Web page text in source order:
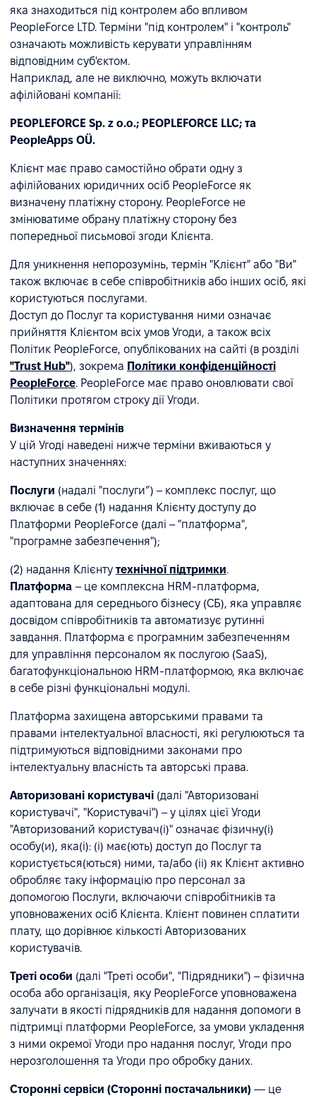
яка знаходиться під контролем або впливом
PeopleForce LTD. Терміни "під контролем" і "контроль"
означають можливість керувати управлінням
відповідним суб'єктом.
Наприклад, але не виключно, можуть включати
афілійовані компанії:
PEOPLEFORCE Sp. z o.o.; PEOPLEFORCE LLC; та
PeopleApps OÜ.
Клієнт має право самостійно обрати одну з
афілійованих юридичних осіб PeopleForce як
визначену платіжну сторону. PeopleForce не
змінюватиме обрану платіжну сторону без
попередньої письмової згоди Клієнта.
Для уникнення непорозумінь, термін "Клієнт" або "Ви"
також включає в себе співробітників або інших осіб, які
користуються послугами.
Доступ до Послуг та користування ними означає
прийняття Клієнтом всіх умов Угоди, а також всіх
Політик PeopleForce, опублікованих на сайті (в розділі
"Trust Hub"), зокрема Політики конфіденційності
PeopleForce. PeopleForce має право оновлювати свої
Політики протягом строку дії Угоди.
Визначення термінів
У цій Угоді наведені нижче терміни вживаються у
наступних значеннях:
Послуги (надалі "послуги”) – комплекс послуг, що
включає в себе (1) надання Клієнту доступу до
Платформи PeopleForce (далі – "платформа",
"програмне забезпечення");
(2) надання Клієнту технічної підтримки.
Платформа – це комплексна HRM-платформа,
адаптована для середнього бізнесу (СБ), яка управляє
досвідом співробітників та автоматизує рутинні
завдання. Платформа є програмним забезпеченням
для управління персоналом як послугою (SaaS),
багатофункціональною HRM-платформою, яка включає
в себе різні функціональні модулі.
Платформа захищена авторськими правами та
правами інтелектуальної власності, які регулюються та
підтримуються відповідними законами про
інтелектуальну власність та авторські права.
Авторизовані користувачі (далі "Авторизовані
користувачі", "Користувачі") – у цілях цієї Угоди
"Авторизований користувач(і)" означає фізичну(і)
особу(и), яка(і): (i) має(ють) доступ до Послуг та
користується(ються) ними, та/або (ii) як Клієнт активно
обробляє таку інформацію про персонал за
допомогою Послуги, включаючи співробітників та
уповноважених осіб Клієнта. Клієнт повинен сплатити
плату, що дорівнює кількості Авторизованих
користувачів.
Треті особи (далі "Треті особи", "Підрядники") – фізична
особа або організація, яку PeopleForce уповноважена
залучати в якості підрядників для надання допомоги в
підтримці платформи PeopleForce, за умови укладення
з ними окремої Угоди про надання послуг, Угоди про
нерозголошення та Угоди про обробку даних.
Сторонні сервіси (Сторонні постачальники) — це